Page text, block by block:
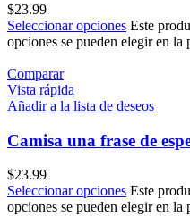
$23.99
Seleccionar opciones Este
opciones se pueden elegir en la
Comparar
Vista rápida
Añadir a la lista de deseos
Camisa una frase de
$23.99
Seleccionar opciones Este
opciones se pueden elegir en la